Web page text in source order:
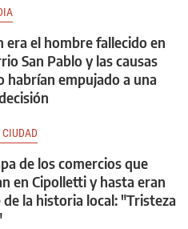
era el hombre fallecido en
San Pablo y las causas
habrían empujado a una
CIUDAD
de los comercios que
en Cipolletti y hasta eran
la historia local: "Tristeza